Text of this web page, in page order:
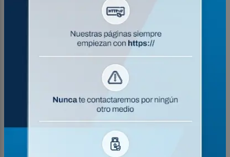
longitudinales de hasta 10.65mm Fy 6,000 kg/cm² y
estribos de ¼ Fy 5,000 kg/cm², estos pueden ser
rectangulares, cuadrados ó triangulares y con
sección y separación de estribos que se adaptan a los
requerimientos del proyecto.
Usos y aplicaciones
Elimina desperdicios